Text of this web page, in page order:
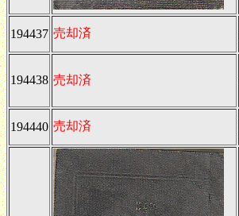
194437 売却済
194438 売却済
194440 売却済